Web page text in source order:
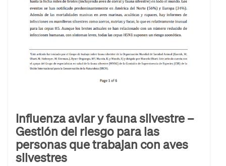
Influenza aviar y fauna silvestre –
Gestión del riesgo para las
personas que trabajan con aves
silvestres